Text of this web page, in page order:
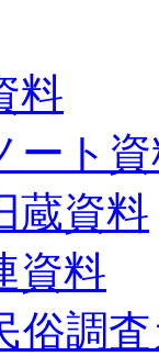
料
ート
蔵資料
資料
調査